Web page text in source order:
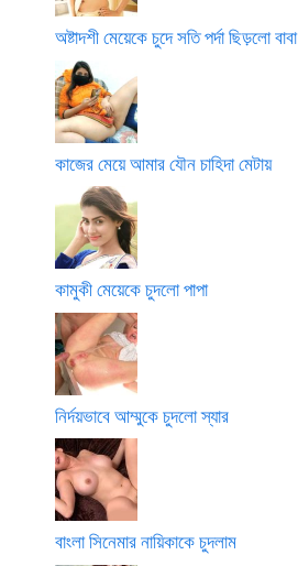
অষ্টাদশী মেয়েকে চুদে সতি পর্দা ছিড়লো বাবা
কাজের মেয়ে আমার যৌন চাহিদা মেটায়
কামুকী মেয়েকে চুদলো পাপা
নির্দয়ভাবে আম্মুকে চুদলো স্যার
বাংলা সিনেমার নায়িকাকে চুদলাম